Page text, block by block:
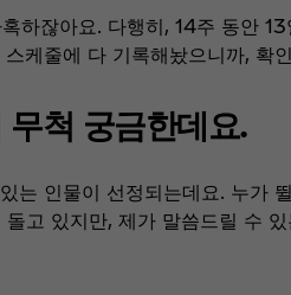
잖아요. 다행히, 14주 동안
줄에 다 기록해놨으니까, 확
척 궁금한데요.
인물이 선정되는데요. 누가
고 있지만, 제가 말씀드릴 수